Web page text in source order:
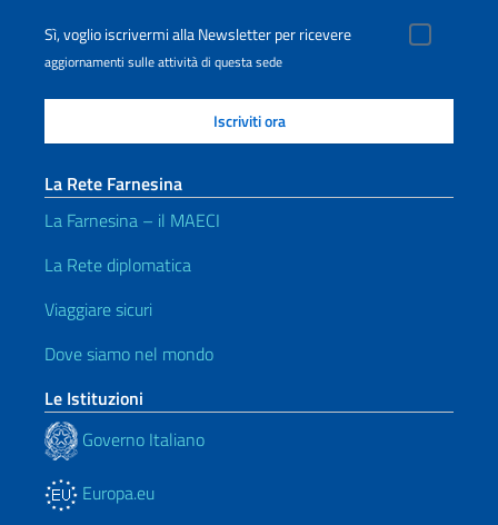
Sì, voglio iscrivermi alla Newsletter per ricevere
aggiornamenti sulle attività di questa sede
La Rete Farnesina
La Farnesina – il MAECI
La Rete diplomatica
Viaggiare sicuri
Dove siamo nel mondo
Le Istituzioni
Governo Italiano
Europa.eu